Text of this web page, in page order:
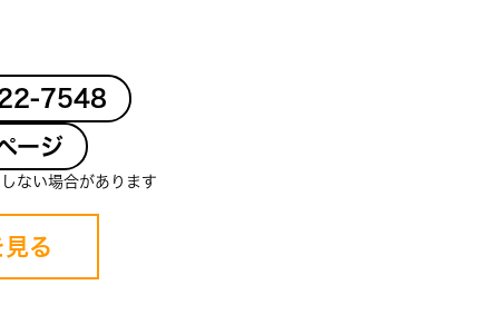
7548
ージ
ない場合があります
る